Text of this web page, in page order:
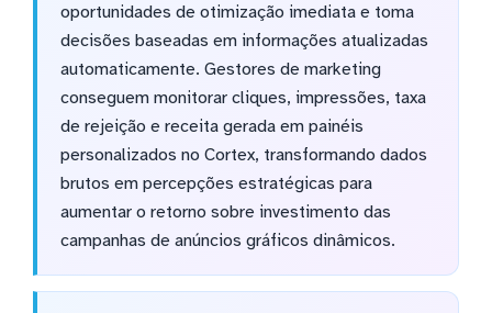
oportunidades de otimização imediata e toma
decisões baseadas em informações atualizadas
automaticamente. Gestores de marketing
conseguem monitorar cliques, impressões, taxa
de rejeição e receita gerada em painéis
personalizados no Cortex, transformando dados
brutos em percepções estratégicas para
aumentar o retorno sobre investimento das
campanhas de anúncios gráficos dinâmicos.